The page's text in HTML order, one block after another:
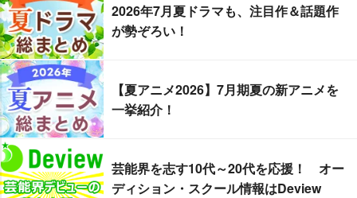
2026年7月夏ドラマも、注目作＆話題作
が勢ぞろい！
【夏アニメ2026】7月期夏の新アニメを
一挙紹介！
芸能界を志す10代～20代を応援！ オー
ディション・スクール情報はDeview